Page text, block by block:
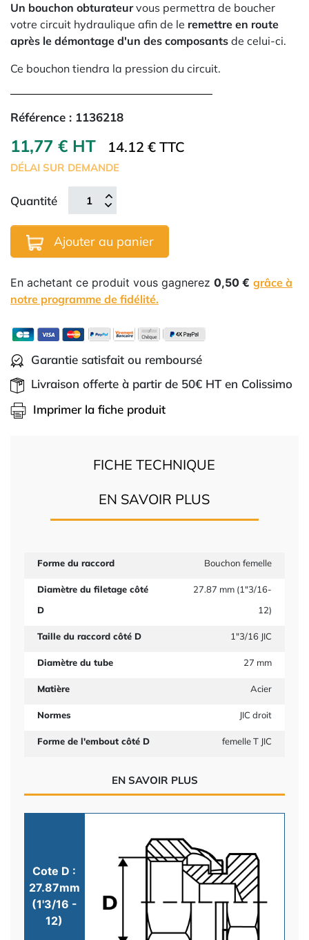
Un bouchon obturateurvous permettra de boucher
votre circuit hydraulique afin de le remettre en route
après le démontage d'un des composants de celui-ci.
Ce bouchon tiendra la pression du circuit.
Référence : 1136218
11,77 € HT 14.12 € TTC
DÉLAI SUR DEMANDE
Quantité
Ajouter au panier
En achetant ce produit vous gagnerez 0,50 € grâce à
notre programme de fidélité.
Garantie satisfait ou remboursé
Livraison offerte à partir de 50€ HT en Colissimo
Imprimer la fiche produit
FICHE TECHNIQUE
EN SAVOIR PLUS
Forme du raccord Bouchon femelle
Diamètre du filetage côté
D
27.87 mm (1"3/16-
12)
Taille du raccord côté D 1"3/16 JIC
Diamètre du tube 27 mm
Matière Acier
Normes JIC droit
Forme de l'embout côté D femelle T JIC
EN SAVOIR PLUS
Cote D :
27.87mm
(1'3/16 -
12)